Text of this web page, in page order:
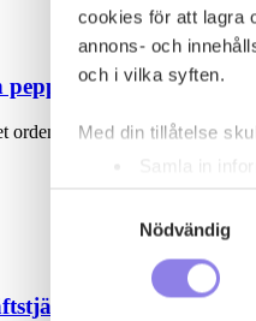
cookies för att lagra
annons- och
och i vilka syften.
Med din tillåtelse
Identifiera
Ta reda på mer om
eller dra tillbaka ditt
Nödvändig
pepparkaka
ordentligt. Vispa ner
och tomatsås